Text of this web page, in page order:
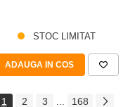
STOC LIMITAT
ADAUGA IN COS
1 2 3 ... 168